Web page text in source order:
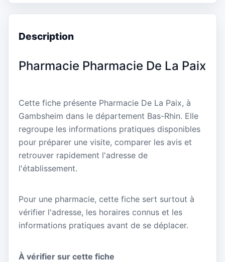
Description
Pharmacie Pharmacie De La Paix
Cette fiche présente Pharmacie De La Paix, à
Gambsheim dans le département Bas-Rhin. Elle
regroupe les informations pratiques disponibles
pour préparer une visite, comparer les avis et
retrouver rapidement l'adresse de
l'établissement.
Pour une pharmacie, cette fiche sert surtout à
vérifier l'adresse, les horaires connus et les
informations pratiques avant de se déplacer.
À vérifier sur cette fiche